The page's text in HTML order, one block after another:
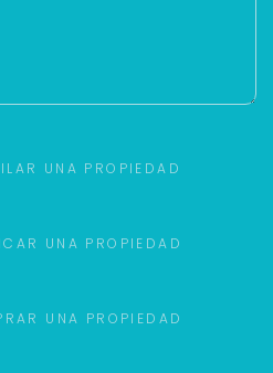
UNA PROPIEDAD
UNA PROPIEDAD
UNA PROPIEDAD
la mejor experiencia.